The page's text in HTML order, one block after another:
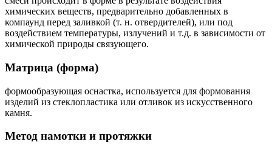
химических веществ, предварительно добавленных в
компаунд перед заливкой (т. н. отвердителей), или под
воздействием температуры, излучений и т.д. в зависимости от
химической природы связующего.
Матрица (форма)
формообразующая оснастка, используется для формования
изделий из стеклопластика или отливок из искусственного
камня.
Метод намотки и протяжки